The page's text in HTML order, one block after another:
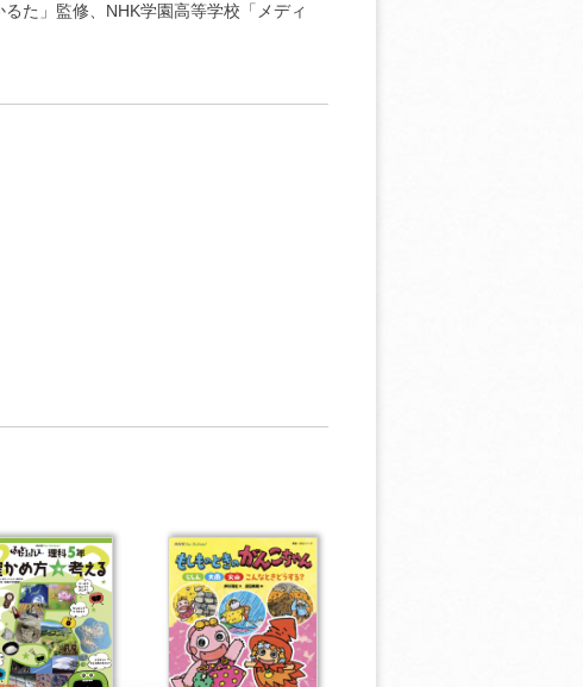
た」監修、NHK学園高等学校「メディ